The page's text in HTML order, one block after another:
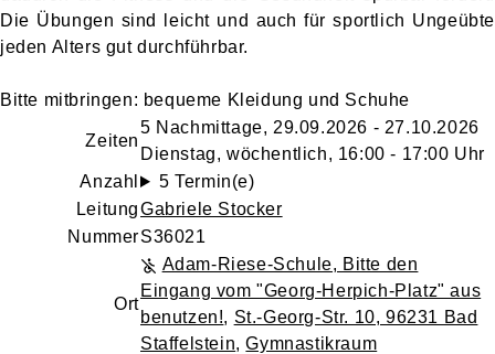
Die Übungen sind leicht und auch für sportlich Ungeübte
jeden Alters gut durchführbar.
Bitte mitbringen: bequeme Kleidung und Schuhe
Zeiten
5 Nachmittage, 29.09.2026 - 27.10.2026
Dienstag, wöchentlich, 16:00 - 17:00 Uhr
Anzahl
5 Termin(e)
LeitungGabriele Stocker
NummerS36021
Ort
Adam-Riese-Schule, Bitte den
Eingang vom "Georg-Herpich-Platz" aus
benutzen!, St.-Georg-Str. 10, 96231 Bad
Staffelstein,Gymnastikraum